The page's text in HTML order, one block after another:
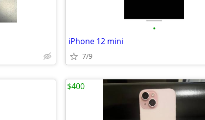
•
iPhone 12 mini
7/9
$400